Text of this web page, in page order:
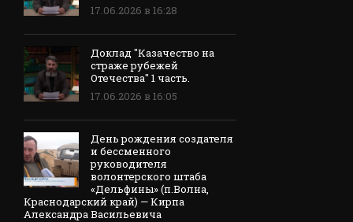
17.06.2026 в 16:28
Доклад "Казачество на
страже рубежей
Отечества" 1 часть.
17.06.2026 в 16:05
День рождения создателя
и бессменного
руководителя
волонтерского штаба
«Дельфины» (п.Волна,
Краснодарский край) — Кирпа
Александра Васильевича